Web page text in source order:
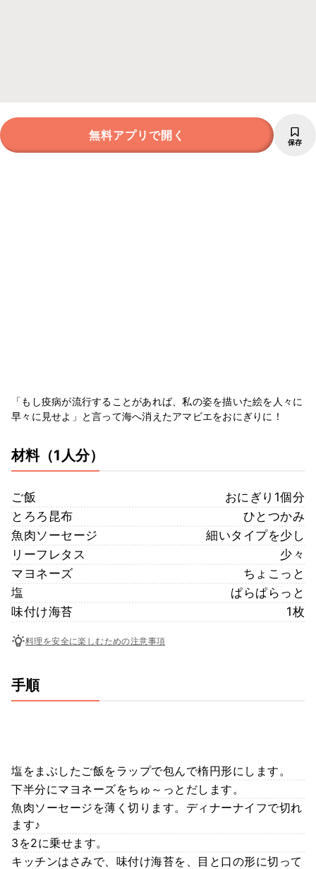
無料アプリで開く 保存
「もし疫病が流行することがあれば、私の姿を描いた絵を人々に
早々に見せよ」と言って海へ消えたアマビエをおにぎりに！
材料（1人分）
ご飯
おにぎり1個分
とろろ昆布
ひとつかみ
魚肉ソーセージ
細いタイプを少し
リーフレタス
少々
マヨネーズ
ちょこっと
塩
ぱらぱらっと
味付け海苔
1枚
料理を安全に楽しむための注意事項
手順
塩をまぶしたご飯をラップで包んで楕円形にします。
下半分にマヨネーズをちゅ～っとだします。
魚肉ソーセージを薄く切ります。ディナーナイフで切れ
ます♪
3を2に乗せます。
キッチンはさみで、味付け海苔を、目と口の形に切って